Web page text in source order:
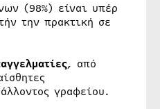
(98%) είναι υπέρ
την πρακτική σε
, από
γραφείου.